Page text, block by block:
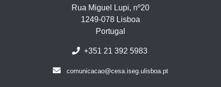
Rua Miguel Lupi, nº20
1249-078 Lisboa
Portugal
+351 21 392 5983
comunicacao@cesa.iseg.ulisboa.pt